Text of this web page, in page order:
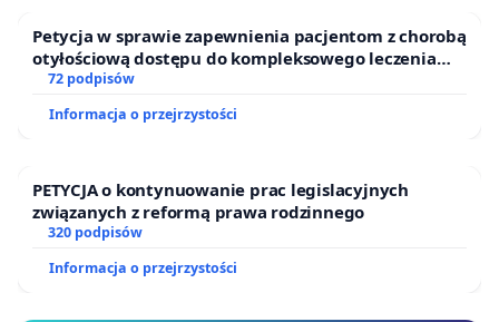
Petycja w sprawie zapewnienia pacjentom z chorobą
otyłościową dostępu do kompleksowego leczenia
oraz programów profilaktycznych.
72 podpisów
Informacja o przejrzystości
PETYCJA o kontynuowanie prac legislacyjnych
związanych z reformą prawa rodzinnego
320 podpisów
Informacja o przejrzystości